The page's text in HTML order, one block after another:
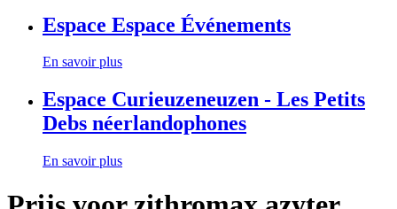
Espace Espace Événements
En savoir plus
Espace Curieuzeneuzen - Les Petits
Debs néerlandophones
En savoir plus